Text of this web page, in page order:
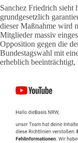
Sanchez Friedrich sieht
grundgesetzlich
dieser Maßnahme wird
Mitglieder massiv
Opposition gegen die
Bundestagswahl mit
erheblich beeinträchtigt,